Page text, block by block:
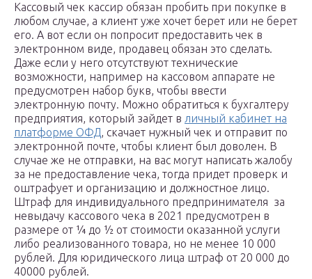
Кассовый чек кассир обязан пробить при покупке в
любом случае, а клиент уже хочет берет или не берет
его. А вот если он попросит предоставить чек в
электронном виде, продавец обязан это сделать.
Даже если у него отсутствуют технические
возможности, например на кассовом аппарате не
предусмотрен набор букв, чтобы ввести
электронную почту. Можно обратиться к бухгалтеру
предприятия, который зайдет в личный кабинет на
платформе ОФД, скачает нужный чек и отправит по
электронной почте, чтобы клиент был доволен. В
случае же не отправки, на вас могут написать жалобу
за не предоставление чека, тогда придет проверк и
оштрафует и организацию и должностное лицо.
Штраф для индивидуального предпринимателя за
невыдачу кассового чека в 2021 предусмотрен в
размере от ¼ до ½ от стоимости оказанной услуги
либо реализованного товара, но не менее 10 000
рублей. Для юридического лица штраф от 20 000 до
40000 рублей.